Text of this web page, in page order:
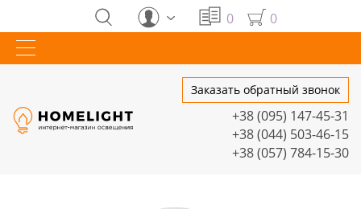
0 0
Заказать обратный звонок
+38 (095) 147-45-31
+38 (044) 503-46-15
+38 (057) 784-15-30